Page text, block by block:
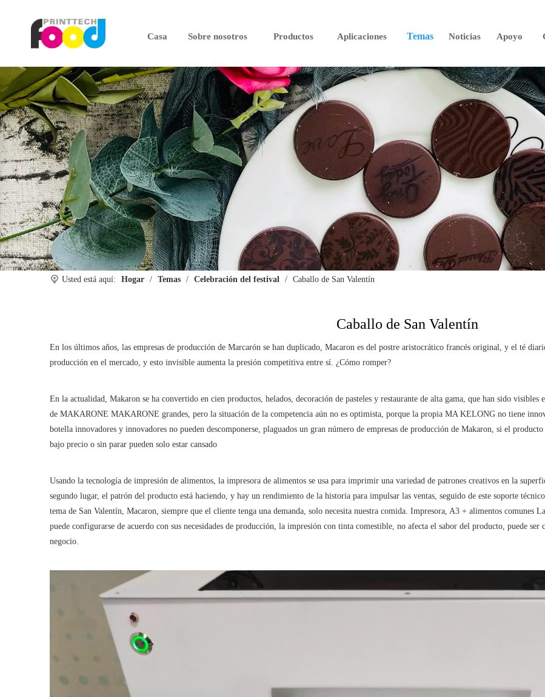
Casa Sobre nosotros Productos Aplicaciones Temas Noticias Apoyo
Usted está aquí: Hogar / Temas / Celebración del festival / Caballo de San Valentín
Caballo de San Valentín
En los últimos años, las empresas de producción de Marcarón se han duplicado, Macaron es del postre aristocrático francés original, y el té
producción en el mercado, y esto invisible aumenta la presión competitiva entre sí. ¿Cómo romper?
En la actualidad, Makaron se ha convertido en cien productos, helados, decoración de pasteles y restaurante de alta gama, que han sido visibles
de MAKARONE MAKARONE grandes, pero la situación de la competencia aún no es optimista, porque la propia MA KELONG no tiene
botella innovadores y innovadores no pueden descomponerse, plaguados un gran número de empresas de producción de Makaron, si el
bajo precio o sin parar pueden solo estar cansado
Usando la tecnología de impresión de alimentos, la impresora de alimentos se usa para imprimir una variedad de patrones creativos en la
segundo lugar, el patrón del producto está haciendo, y hay un rendimiento de la historia para impulsar las ventas, seguido de este soporte
tema de San Valentín, Macaron, siempre que el cliente tenga una demanda, solo necesita nuestra comida. Impresora, A3 + alimentos comunes
puede configurarse de acuerdo con sus necesidades de producción, la impresión con tinta comestible, no afecta el sabor del producto, puede
negocio.